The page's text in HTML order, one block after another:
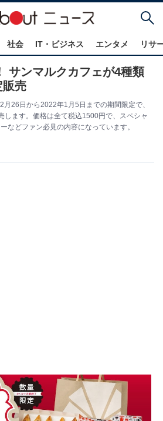
社会 IT・ビジネス エンタメ リサ
サンマルクカフェが4種類
販売
26日から2022年1月5日までの期間限定で、
します。価格は全て税込1500円で、スペシャ
などファン必見の内容になっています。